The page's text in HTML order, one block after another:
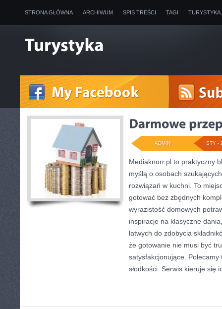
STRONA GŁÓWNA ARCHIWUM SPIS TREŚCI TAGI
STY -
ADMIN
Mediaknorr.pl to praktyczny
myślą o osobach
rozwiązań w kuchni. To
gotować bez zbędnych
wyrazistość domowych
inspiracje na klasyczne
łatwych do zdobycia
że gotowanie nie musi być
satysfakcjonujące. Polecamy
słodkości. Serwis kieruje się